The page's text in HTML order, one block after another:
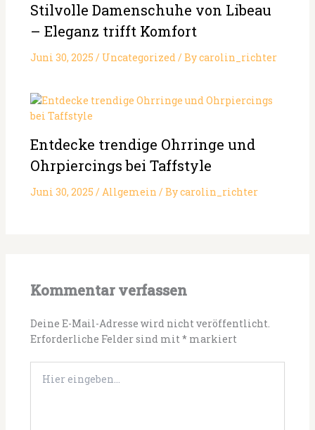
Stilvolle Damenschuhe von Libeau
– Eleganz trifft Komfort
Juni 30, 2025 / Uncategorized/ Bycarolin_richter
Entdecke trendige Ohrringe und
Ohrpiercings bei Taffstyle
Juni 30, 2025 / Allgemein / Bycarolin_richter
Kommentar verfassen
Deine E-Mail-Adresse wird nicht veröffentlicht.
Erforderliche Felder sind mit*markiert
eingeben…